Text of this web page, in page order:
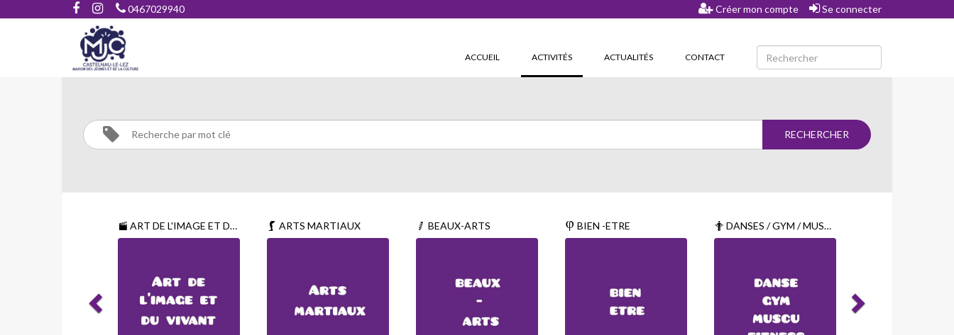
0467029940 Créer mon compte Se connecter
ACCUEIL ACTIVITÉS(CURRENT)ACTUALITÉS CONTACT
BEAUX-
ARTS
ART DE L'IMAGE ET DU VIVANT
ARTS MARTIAUX BEAUX-ARTS BIEN -ETRE DANSES / GYM / MUSCU-FITNESS